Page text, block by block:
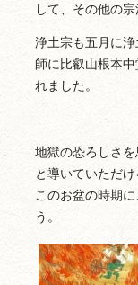
して、その他の
浄土宗も五月に
師に比叡山根本
れました。
地獄の恐ろしさ
と導いていただ
このお盆の時期
う。